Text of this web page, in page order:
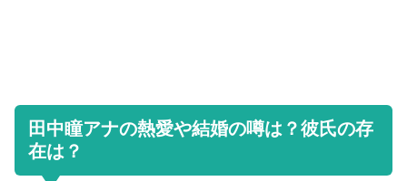
田中瞳アナの熱愛や結婚の噂は？彼氏の存
在は？